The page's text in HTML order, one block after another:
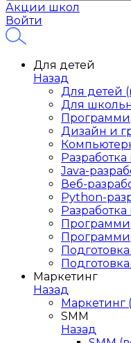
Акции школ
Войти
Для детей
Назад
Для детей
Для
Дизайн и
Java-
Веб-
Python-
Разработка
Маркетинг
Назад
Маркетинг
SMM
Назад